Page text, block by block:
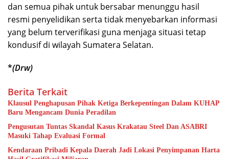
dan semua pihak untuk bersabar menunggu hasil
resmi penyelidikan serta tidak menyebarkan informasi
yang belum terverifikasi guna menjaga situasi tetap
kondusif di wilayah Sumatera Selatan.
*(Drw)
Berita Terkait
Klausul Penghapusan Pihak Ketiga Berkepentingan Dalam KUHAP
Baru Mengancam Dunia Peradilan
Pengusutan Tuntas Skandal Kasus Krakatau Steel Dan ASABRI
Masuki Tahap Evaluasi Formal
Kendaraan Pribadi Kepala Daerah Jadi Lokasi Penyimpanan Harta